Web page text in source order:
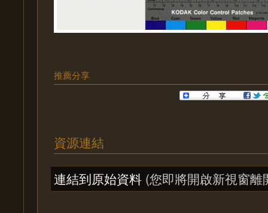
推薦分享
資源連結
連結到原始資料 (您即將開啟新視窗離